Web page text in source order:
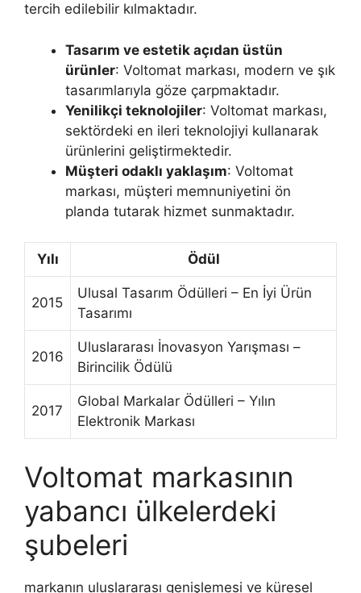
tercih edilebilir kılmaktadır.
Tasarım ve estetik açıdan üstün
ürünler: Voltomat markası, modern ve şık
tasarımlarıyla göze çarpmaktadır.
Yenilikçi teknolojiler: Voltomat markası,
sektördeki en ileri teknolojiyi kullanarak
ürünlerini geliştirmektedir.
Müşteri odaklı yaklaşım: Voltomat
markası, müşteri memnuniyetini ön
planda tutarak hizmet sunmaktadır.
Yılı Ödül
2015
Ulusal Tasarım Ödülleri – En İyi Ürün
Tasarımı
2016
Uluslararası İnovasyon Yarışması –
Birincilik Ödülü
2017
Global Markalar Ödülleri – Yılın
Elektronik Markası
Voltomat markasının
yabancı ülkelerdeki
şubeleri
markanın uluslararası genişlemesi ve küresel